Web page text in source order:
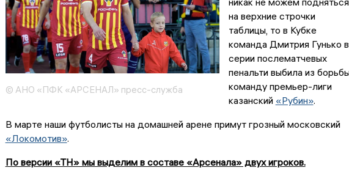
© АНО «ПФК «АРСЕНАЛ» пресс-служба
на верхние строчки
таблицы, то в Кубке
команда Дмитрия Гунько в
серии послематчевых
пенальти выбила из
команду премьер-лиги
казанский «Рубин».
В марте наши футболисты на домашней арене примут грозный московский
«Локомотив».
По версии «ТН» мы выделим в составе «Арсенала» двух игроков.